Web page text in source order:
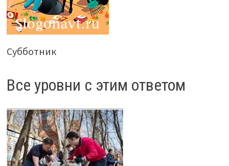
Субботник
Все уровни с этим ответом